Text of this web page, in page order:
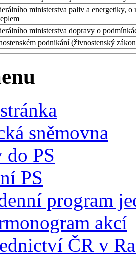
ministerstva paliv a energetiky,
ministerstva dopravy o
podnikání (živnostenský
sněmovna
do PS
PS
program
akcí
ČR v